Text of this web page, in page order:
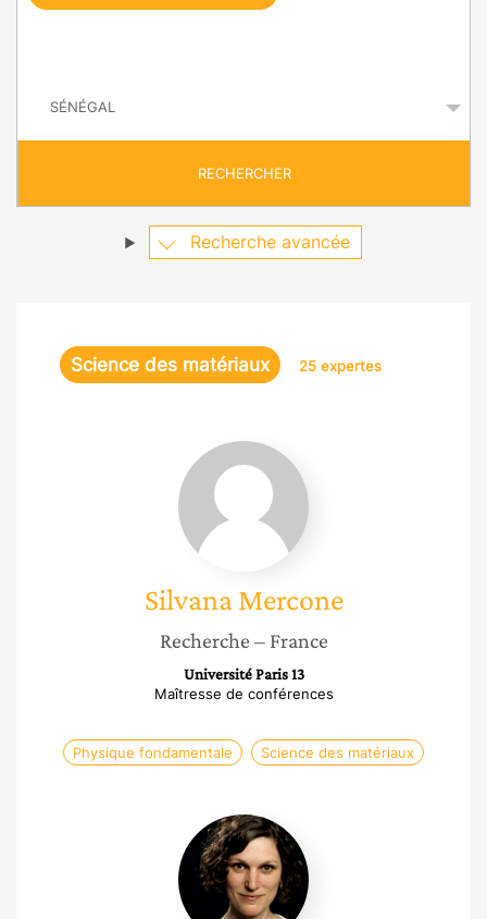
ê
e
RECHERCHER
Recherche avancée
Science des matériaux 25 expertes
Silvana
Mercone
Silvana Mercone
Recherche – France
Université Paris 13
Maîtresse de conférences
Physique fondamentale Science des matériaux
Ingrid
Cañero
Infante